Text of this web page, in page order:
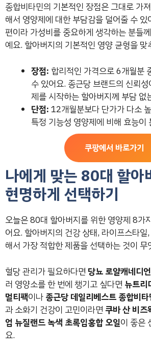
종합비타민의 기본적인 장점은 그대로 가
해서 영양제에 대한 부담감을 덜어줄 수
편이라 가성비를 중요하게 생각하는 분들
예요. 할아버지의 기본적인 영양 균형을
장점: 합리적인 가격으로 6개월분
수 있어요. 종근당 브랜드의 신뢰
제를 시작하는 할아버지께 부담 없
단점: 12개월분보다 단가가 다소
특정 기능성 영양제에 비해 효능이
쿠팡에서 바로가기
나에게 맞는 80대 할아
현명하게 선택하기
오늘은 80대 할아버지를 위한 영양제 8가
어요. 할아버지의 건강 상태, 라이프스타일
해서 가장 적합한 제품을 선택하는 것이
혈당 관리가 필요하다면 당뇨 로얄캐네디
러 영양소를 한 번에 챙기고 싶다면 뉴트리
멀티팩이나 종근당 데일리베스트 종합비타
과 소화기 건강이 고민이라면 쿠바 산 비즈
업 뉴질랜드 녹색 초록입홍합 오일이 좋은
요.